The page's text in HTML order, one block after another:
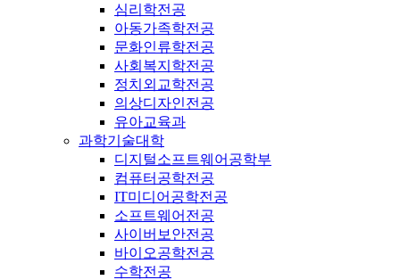
심리학전공
아동가족학전공
문화인류학전공
사회복지학전공
정치외교학전공
의상디자인전공
유아교육과
과학기술대학
디지털소프트웨어공학부
컴퓨터공학전공
IT미디어공학전공
소프트웨어전공
사이버보안전공
바이오공학전공
수학전공